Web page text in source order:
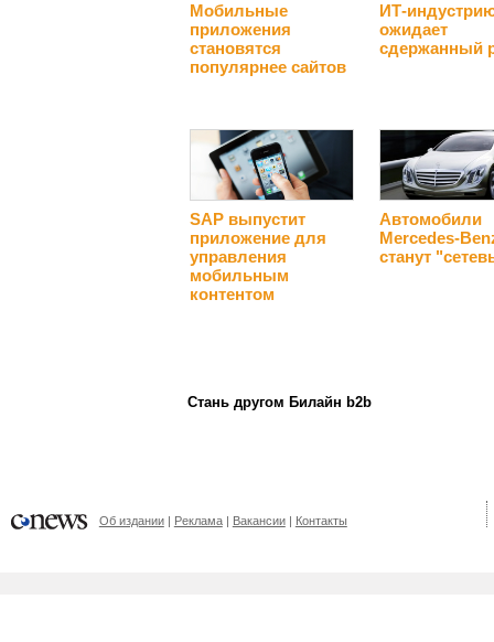
Мобильные
приложения
становятся
популярнее сайтов
ИТ-
ожидает
сдержанный
SAP выпустит
приложение для
управления
мобильным
контентом
Автомобили
Mercedes-
станут
Стань другом Билайн b2b
Об издании Реклама Вакансии Контакты